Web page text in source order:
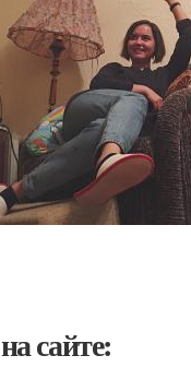
сайте: